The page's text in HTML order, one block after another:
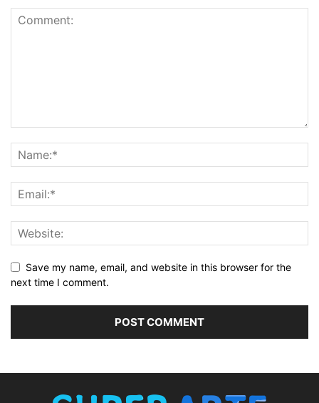
Save my name, email, and website in this browser for the
next time I comment.